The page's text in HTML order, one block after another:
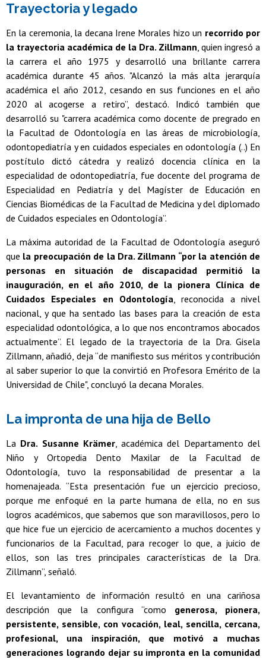
Trayectoria y legado
En la ceremonia, la decana Irene Morales hizo un recorrido por
la trayectoria académica de la Dra. Zillmann, quien ingresó a
la carrera el año 1975 y desarrolló una brillante carrera
académica durante 45 años. "Alcanzó la más alta jerarquía
académica el año 2012, cesando en sus funciones en el año
2020 al acogerse a retiro”, destacó. Indicó también que
desarrolló su "carrera académica como docente de pregrado en
la Facultad de Odontología en las áreas de microbiología,
odontopediatría y en cuidados especiales en odontología (..) En
postítulo dictó cátedra y realizó docencia clínica en la
especialidad de odontopediatría, fue docente del programa de
Especialidad en Pediatría y del Magíster de Educación en
Ciencias Biomédicas de la Facultad de Medicina y del diplomado
de Cuidados especiales en Odontología”.
La máxima autoridad de la Facultad de Odontología aseguró
que la preocupación de la Dra. Zillmann “por la atención de
personas en situación de discapacidad permitió la
inauguración, en el año 2010, de la pionera Clínica de
Cuidados Especiales en Odontología, reconocida a nivel
nacional, y que ha sentado las bases para la creación de esta
especialidad odontológica, a lo que nos encontramos abocados
actualmente”. El legado de la trayectoria de la Dra. Gisela
Zillmann, añadió, deja “de manifiesto sus méritos y contribución
al saber superior lo que la convirtió en Profesora Emérito de la
Universidad de Chile", concluyó la decana Morales.
La impronta de una hija de Bello
La Dra. Susanne Krämer, académica del Departamento del
Niño y Ortopedia Dento Maxilar de la Facultad de
Odontología, tuvo la responsabilidad de presentar a la
homenajeada. “Esta presentación fue un ejercicio precioso,
porque me enfoqué en la parte humana de ella, no en sus
logros académicos, que sabemos que son maravillosos, pero lo
que hice fue un ejercicio de acercamiento a muchos docentes y
funcionarios de la Facultad, para recoger lo que, a juicio de
ellos, son las tres principales características de la Dra.
Zillmann”, señaló.
El levantamiento de información resultó en una cariñosa
descripción que la configura “como generosa, pionera,
persistente, sensible, con vocación, leal, sencilla, cercana,
profesional, una inspiración, que motivó a muchas
generaciones logrando dejar su impronta en la comunidad